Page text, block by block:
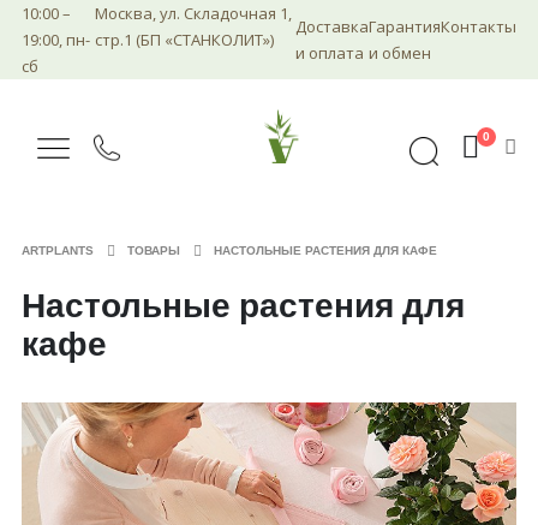
10:00 –
19:00, пн-
сб
Москва, ул. Складочная 1,
стр.1 (БП «СТАНКОЛИТ»)
Доставка
и оплата
Гарантия
и обмен
Контакты
0
ARTPLANTS ТОВАРЫ НАСТОЛЬНЫЕ РАСТЕНИЯ ДЛЯ КАФЕ
Настольные растения для
кафе